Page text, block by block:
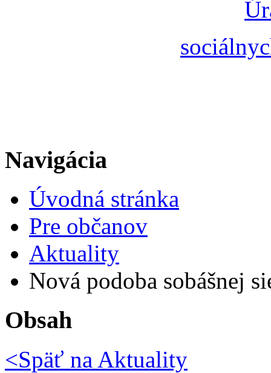
Navigácia
Úvodná stránka
Pre občanov
Aktuality
Nová podoba sobášnej
Obsah
<Späť na Aktuality